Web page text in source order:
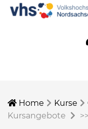
Home Kurse
Kursangebote
>>